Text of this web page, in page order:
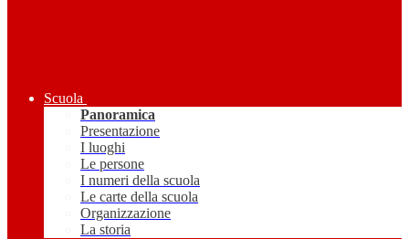
Scuola
Panoramica
Presentazione
I luoghi
Le persone
I numeri della scuola
Le carte della scuola
Organizzazione
La storia